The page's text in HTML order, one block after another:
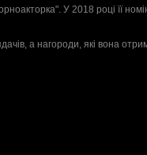
У 2018 році її
а нагороди, які вона